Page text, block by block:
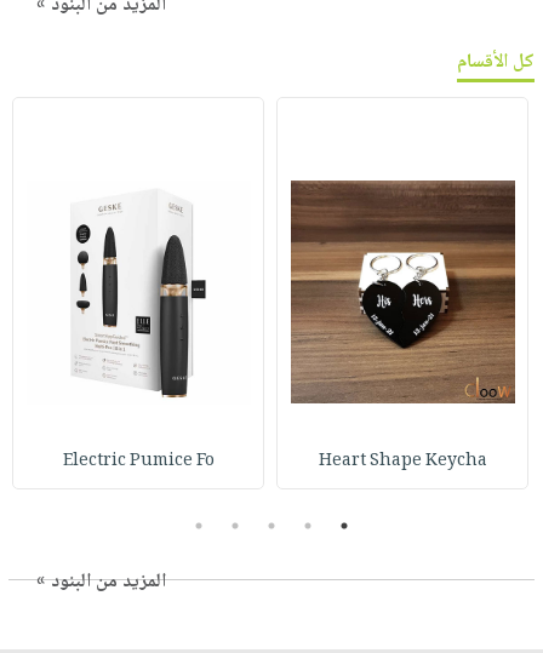
كل الأقسام
Heart Shape Keycha
Electric Pumice Fo
1
2
3
4
5
المزيد من البنود »